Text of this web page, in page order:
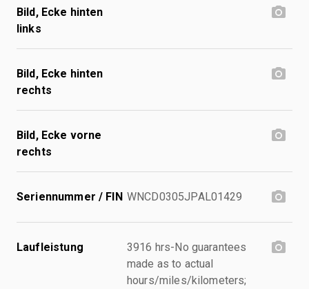
Bild, Ecke hinten
links
Bild, Ecke hinten
rechts
Bild, Ecke vorne
rechts
Seriennummer / FIN WNCD0305JPAL01429
Laufleistung
3916 hrs-No guarantees
made as to actual
hours/miles/kilometers;